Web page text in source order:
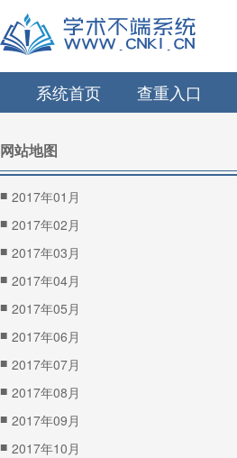
系统首页 查重入口
网站地图
■ 2017年01月
■ 2017年02月
■ 2017年03月
■ 2017年04月
■ 2017年05月
■ 2017年06月
■ 2017年07月
■ 2017年08月
■ 2017年09月
■ 2017年10月